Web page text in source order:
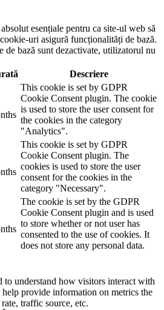
esențiale pentru ca site-ul web să
uri asigură funcționalități de bază.
de bază sunt dezactivate, utilizatorul nu
Descriere
This cookie is set by GDPR
Cookie Consent plugin. The cookie
is used to store the user consent for
the cookies in the category
"Analytics".
This cookie is set by GDPR
Cookie Consent plugin. The
cookies is used to store the user
consent for the cookies in the
category "Necessary".
The cookie is set by the GDPR
Cookie Consent plugin and is used
to store whether or not user has
consented to the use of cookies. It
does not store any personal data.
to understand how visitors interact with
provide information on metrics the
traffic source, etc.